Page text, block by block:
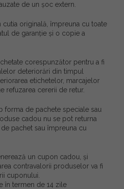
de un șoc extern.
cutia originală, împreuna cu toate
de garanție și o copie a
corespunzător pentru a fi
deteriorări din timpul
etichetelor, marcajelor
refuzarea cererii de retur.
forma de pachete speciale sau
cadou nu se pot returna
pachet sau împreuna cu
un cupon cadou, și
contravalorii produselor va fi
cuponului.
în termen de 14 zile